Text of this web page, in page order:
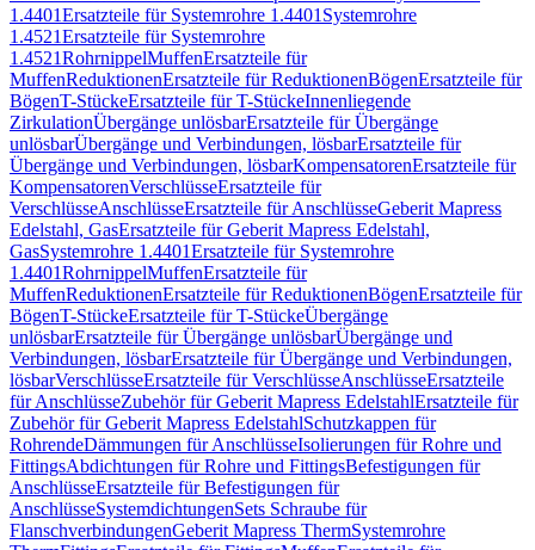
1.4401Ersatzteile für Systemrohre 1.4401 Systemrohre
1.4521Ersatzteile für Systemrohre
1.4521RohrnippelMuffenErsatzteile für
MuffenReduktionenErsatzteile für ReduktionenBögenErsatzteile für
BögenT-StückeErsatzteile für T-StückeInnenliegende
ZirkulationÜbergänge unlösbarErsatzteile für Übergänge
unlösbarÜbergänge und Verbindungen, lösbarErsatzteile für
Übergänge und Verbindungen, lösbarKompensatorenErsatzteile für
KompensatorenVerschlüsseErsatzteile für
VerschlüsseAnschlüsseErsatzteile für AnschlüsseGeberit Mapress
Edelstahl, GasErsatzteile für Geberit Mapress Edelstahl,
GasSystemrohre 1.4401Ersatzteile für Systemrohre
1.4401RohrnippelMuffenErsatzteile für
MuffenReduktionenErsatzteile für ReduktionenBögenErsatzteile für
BögenT-StückeErsatzteile für T-StückeÜbergänge
unlösbarErsatzteile für Übergänge unlösbarÜbergänge und
Verbindungen, lösbarErsatzteile für Übergänge und Verbindungen,
lösbarVerschlüsseErsatzteile für VerschlüsseAnschlüsseErsatzteile
für AnschlüsseZubehör für Geberit Mapress EdelstahlErsatzteile für
Zubehör für Geberit Mapress EdelstahlSchutzkappen für
RohrendeDämmungen für AnschlüsseIsolierungen für Rohre und
FittingsAbdichtungen für Rohre und FittingsBefestigungen für
AnschlüsseErsatzteile für Befestigungen für
AnschlüsseSystemdichtungenSets Schraube für
FlanschverbindungenGeberit Mapress ThermSystemrohre